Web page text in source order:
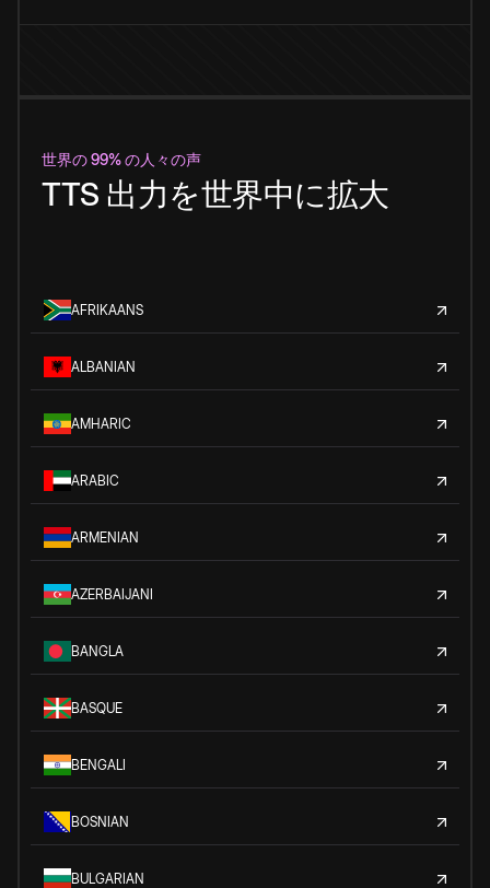
世界の 99% の人々の声
TTS 出力を世界中に拡大
AFRIKAANS
ALBANIAN
AMHARIC
ARABIC
ARMENIAN
AZERBAIJANI
BANGLA
BASQUE
BENGALI
BOSNIAN
BULGARIAN